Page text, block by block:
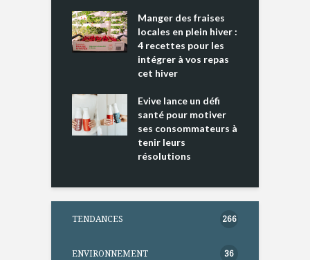
Manger des fraises
locales en plein hiver :
4 recettes pour les
intégrer à vos repas
cet hiver
Evive lance un défi
santé pour motiver
ses consommateurs à
tenir leurs
résolutions
TENDANCES 266
ENVIRONNEMENT 36